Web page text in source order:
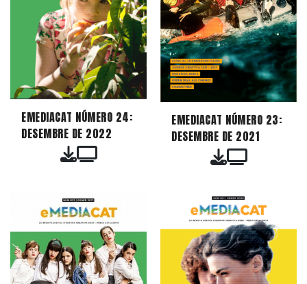
EMEDIACAT NÚMERO 24:
DESEMBRE DE 2022
EMEDIACAT NÚMERO 23:
DESEMBRE DE 2021